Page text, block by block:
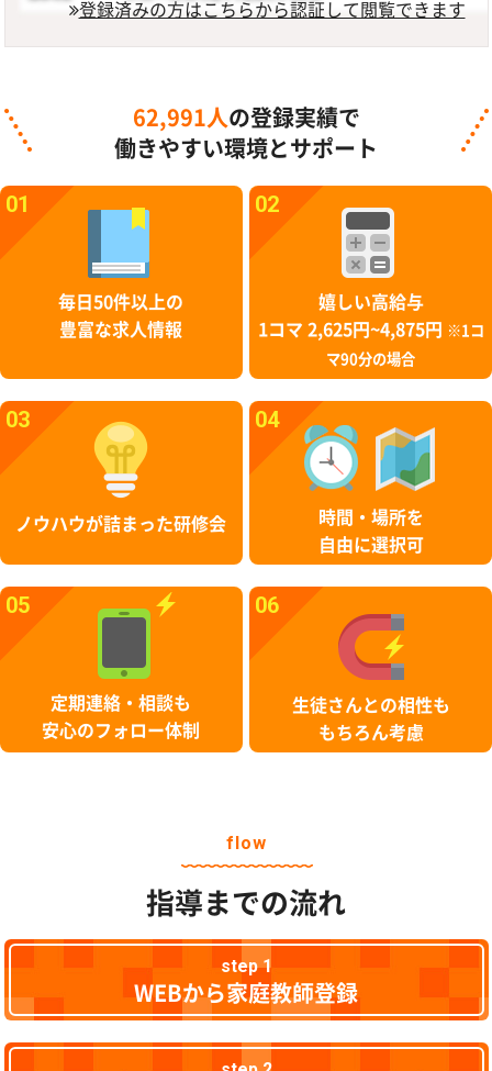
登録済みの方はこちらから認証して閲覧できます
62,991人 の登録実績で
働きやすい環境とサポート
01
毎日50件以上の
豊富な求人情報
02
嬉しい高給与
1コマ 2,625円~4,875円
※1コ
マ90分の場合
03
ノウハウが詰まった研修会
04
時間・場所を
自由に選択可
05
定期連絡・相談も
安心のフォロー体制
06
生徒さんとの相性も
もちろん考慮
flow
指導までの流れ
step 1
WEBから家庭教師登録